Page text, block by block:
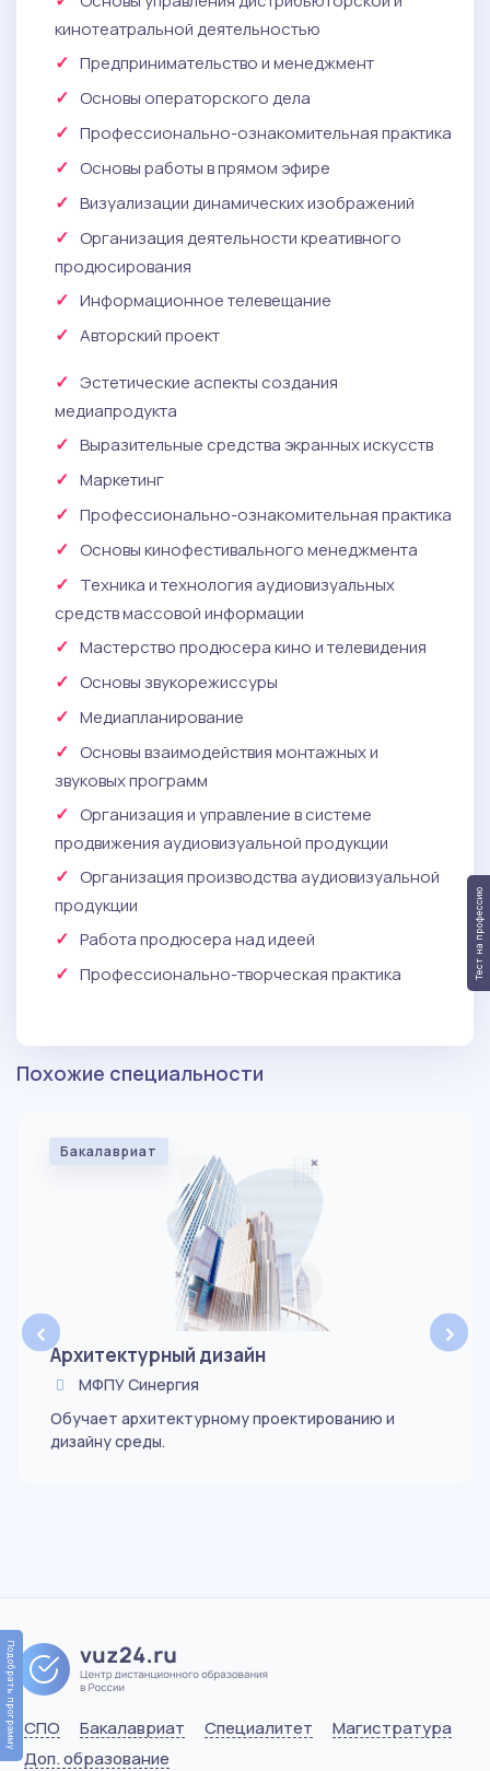
кинотеатральной деятельностью
Предпринимательство и менеджмент
Основы операторского дела
Профессионально-ознакомительная практика
Основы работы в прямом эфире
Визуализации динамических изображений
Организация деятельности креативного
продюсирования
Информационное телевещание
Авторский проект
Эстетические аспекты создания
медиапродукта
Выразительные средства экранных искусств
Маркетинг
Профессионально-ознакомительная практика
Основы кинофестивального менеджмента
Техника и технология аудиовизуальных
средств массовой информации
Мастерство продюсера кино и телевидения
Основы звукорежиссуры
Медиапланирование
Основы взаимодействия монтажных и
звуковых программ
Организация и управление в системе
продвижения аудиовизуальной продукции
Организация производства аудиовизуальной
продукции
Работа продюсера над идеей
Профессионально-творческая практика
Похожие специальности
‹
Бакалавриат
Архитектурный дизайн
МФПУ Синергия
Обучает архитектурному проектированию и
дизайну среды.
›
СПО Бакалавриат Специалитет
Магистратура
Доп. образование
Подобрать программу
Тест на профессию